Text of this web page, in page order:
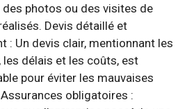
des photos ou des visites de
Devis détaillé et
: Un devis clair, mentionnant les
les délais et les coûts, est
pour éviter les mauvaises
obligatoires :